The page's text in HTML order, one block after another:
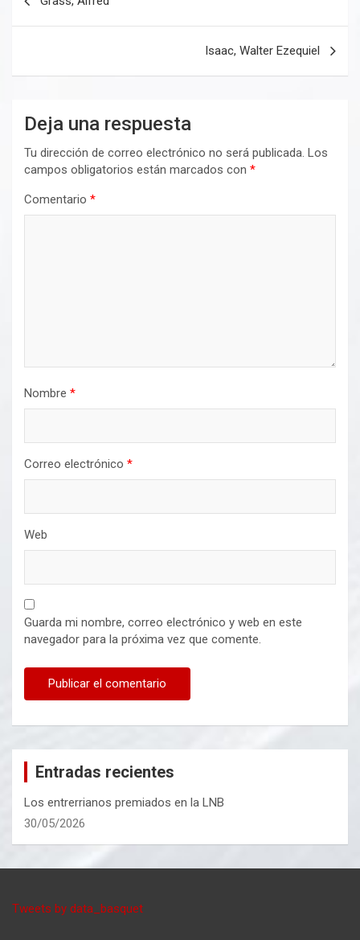
Isaac, Walter Ezequiel
Deja una respuesta
Tu dirección de correo electrónico no será publicada. Los
campos obligatorios están marcados con *
Comentario *
Nombre *
Correo electrónico *
Web
Guarda mi nombre, correo electrónico y web en este
navegador para la próxima vez que comente.
Entradas recientes
Los entrerrianos premiados en la LNB
30/05/2026
Tweets by data_basquet